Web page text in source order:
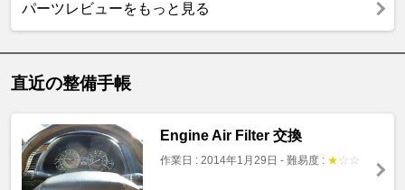
パーツレビューをもっと見る
直近の整備手帳
Engine Air Filter 交換
作業日 : 2014年1月29日 - 難易度 : ★ ☆ ☆